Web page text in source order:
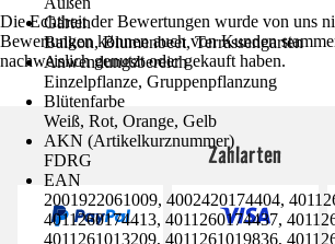
Gärten
Balkon, Blumenbeet, Terrassengarten
Anwendungsbereich
Einzelpflanze, Gruppenpflanzung
Blütenfarbe
Weiß, Rot, Orange, Gelb
AKN (Artikelkurznummer)
FDRG
EAN
2001922061009, 4002420174404,
4011260174413, 4011260174437,
4011261013209, 4011261019836,
Die Echtheit der Bewertungen wurde von uns
Bewertungen können auch von Kunden
nachweislich genutzt oder gekauft haben.
Zahlarten